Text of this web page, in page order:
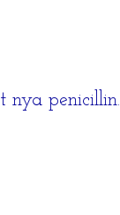
nya penicillin.